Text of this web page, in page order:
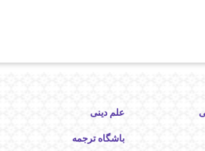
علم دینی
باشگاه ترجمه